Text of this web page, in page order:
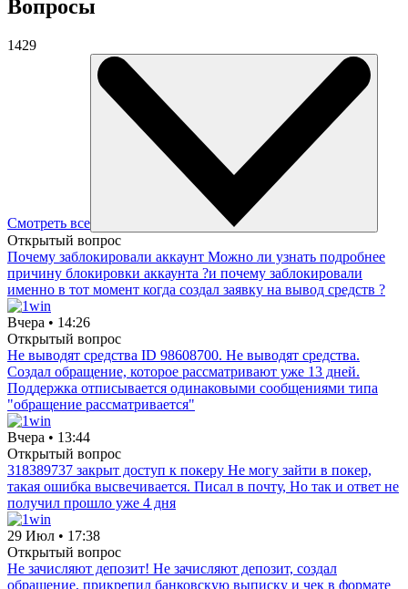
Вопросы
1429
Смотреть все
Открытый вопрос
Почему заблокировали аккаунт Можно ли узнать подробнее
причину блокировки аккаунта ?и почему заблокировали
именно в тот момент когда создал заявку на вывод средств ?
Вчера • 14:26
Открытый вопрос
Не выводят средства ID 98608700. Не выводят средства.
Создал обращение, которое рассматривают уже 13 дней.
Поддержка отписывается одинаковыми сообщениями типа
"обращение рассматривается"
Вчера • 13:44
Открытый вопрос
318389737 закрыт доступ к покеру Не могу зайти в покер,
такая ошибка высвечивается. Писал в почту, Но так и ответ не
получил прошло уже 4 дня
29 Июл • 17:38
Открытый вопрос
Не зачисляют депозит! Не зачисляют депозит, создал
обращение, прикрепил банковскую выписку и чек в формате